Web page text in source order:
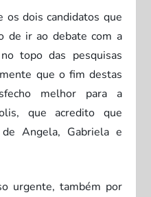
os dois candidatos que
de ir ao debate com a
topo das pesquisas
que o fim destas
melhor para a
que acredito que
Angela, Gabriela e
urgente, também por